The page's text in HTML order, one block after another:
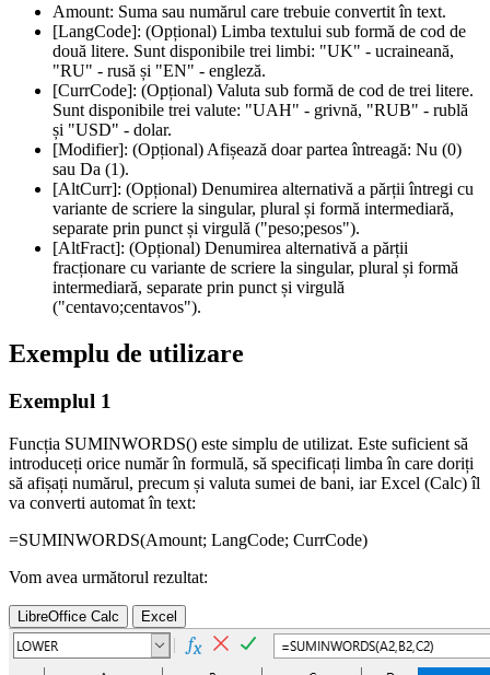
Amount: Suma sau numărul care trebuie convertit în text.
[LangCode]: (Opțional) Limba textului sub formă de cod de
două litere. Sunt disponibile trei limbi: "UK" - ucraineană,
"RU" - rusă și "EN" - engleză.
[CurrCode]: (Opțional) Valuta sub formă de cod de trei litere.
Sunt disponibile trei valute: "UAH" - grivnă, "RUB" - rublă
și "USD" - dolar.
[Modifier]: (Opțional) Afișează doar partea întreagă: Nu (0)
sau Da (1).
[AltCurr]: (Opțional) Denumirea alternativă a părții întregi cu
variante de scriere la singular, plural și formă intermediară,
separate prin punct și virgulă ("peso;pesos").
[AltFract]: (Opțional) Denumirea alternativă a părții
fracționare cu variante de scriere la singular, plural și formă
intermediară, separate prin punct și virgulă
("centavo;centavos").
Exemplu de utilizare
Exemplul 1
Funcția SUMINWORDS() este simplu de utilizat. Este suficient să
introduceți orice număr în formulă, să specificați limba în care doriți
să afișați numărul, precum și valuta sumei de bani, iar Excel (Calc) îl
va converti automat în text:
=SUMINWORDS(Amount; LangCode; CurrCode)
Vom avea următorul rezultat:
LibreOffice Calc Excel